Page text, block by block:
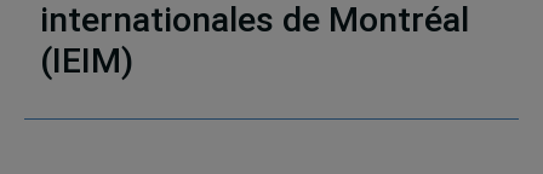
internationales de Montréal
(IEIM)